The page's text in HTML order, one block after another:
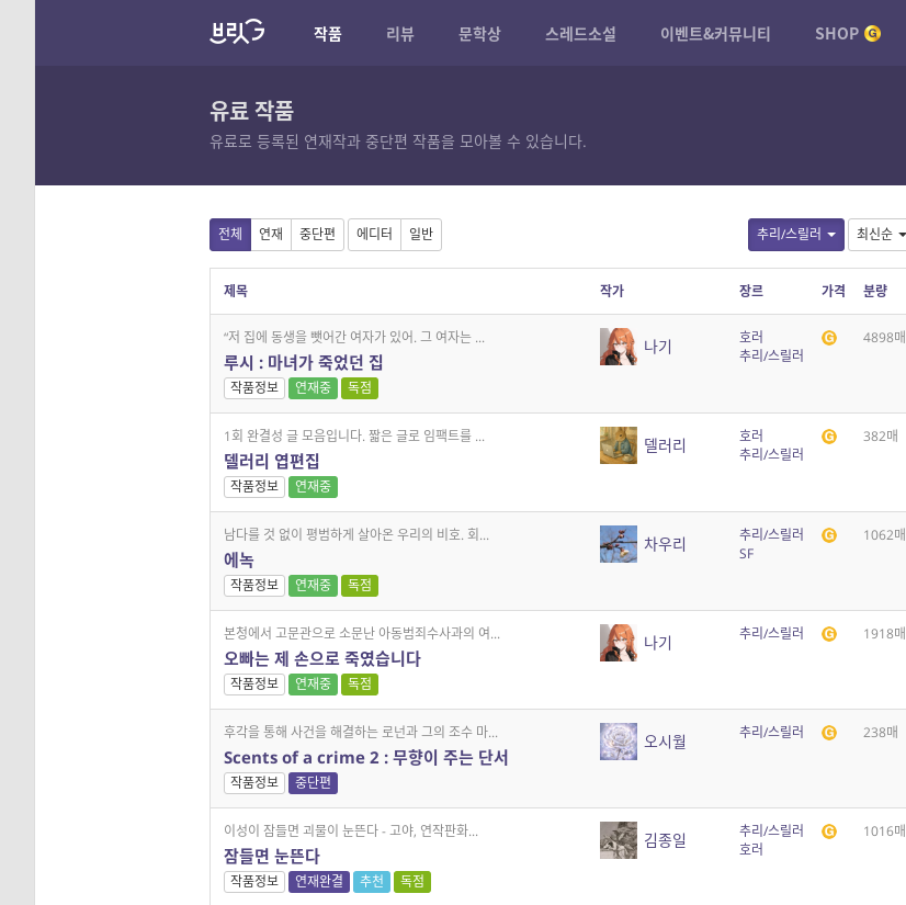
작품 리뷰 문학상 스레드소설 이벤트&커뮤니티 SHOP
유료 작품
유료로 등록된 연재작과 중단편 작품을 모아볼 수 있습니다.
추리/스릴러 최신순
전체 연재 중단편 에디터 일반
제목 작가 장르 가격 분량
“저 집에 동생을 뺏어간 여자가 있어. 그 여자는 ...
루시 : 마녀가 죽었던 집
작품정보 연재중 독점
나기
호러
추리/스릴러
4898매
1회 완결성 글 모음입니다. 짧은 글로 임팩트를 ...
델러리 엽편집
작품정보 연재중
델러리
호러
추리/스릴러
382매
남다를 것 없이 평범하게 살아온 우리의 비호. 회...
에녹
작품정보 연재중 독점
차우리
추리/스릴러
SF
1062매
본청에서 고문관으로 소문난 아동범죄수사과의 여...
오빠는 제 손으로 죽였습니다
작품정보 연재중 독점
나기 추리/스릴러 1918매
후각을 통해 사건을 해결하는 로넌과 그의 조수 마...
Scents of a crime 2 : 무향이 주는 단서
작품정보 중단편
오시월 추리/스릴러 238매
이성이 잠들면 괴물이 눈뜬다 - 고야, 연작판화...
잠들면 눈뜬다
작품정보 연재완결 추천 독점
김종일
추리/스릴러
호러
1016매